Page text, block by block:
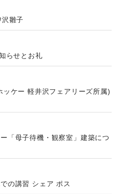
雛子
らせとお礼
ケー 軽井沢フェアリーズ所属)
「母子待機・観察室」建築につ
の講習 シェア ポス